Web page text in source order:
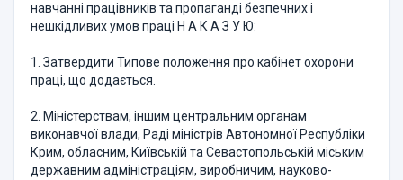
навчанні працівників та пропаганді безпечних і
нешкідливих умов праці Н А К А З У Ю:
1. Затвердити Типове положення про кабінет охорони
праці, що додається.
2. Міністерствам, іншим центральним органам
виконавчої влади, Раді міністрів Автономної Республіки
Крим, обласним, Київській та Севастопольській міським
державним адміністраціям, виробничим, науково-